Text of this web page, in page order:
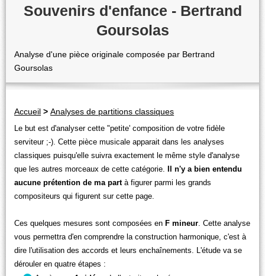
Souvenirs d'enfance - Bertrand
Goursolas
Analyse d'une pièce originale composée par Bertrand
Goursolas
Accueil >Analyses de partitions classiques
Le but est d'analyser cette "petite' composition de votre fidèle
serviteur ;-). Cette pièce musicale apparait dans les analyses
classiques puisqu'elle suivra exactement le même style d'analyse
que les autres morceaux de cette catégorie.
Il n'y a bien entendu
aucune prétention de ma partà figurer parmi les grands
compositeurs qui figurent sur cette page.
Ces quelques mesures sont composées en F mineur. Cette analyse
vous permettra d'en comprendre la construction harmonique, c'est à
dire l'utilisation des accords et leurs enchaînements. L'étude va se
dérouler en quatre étapes :